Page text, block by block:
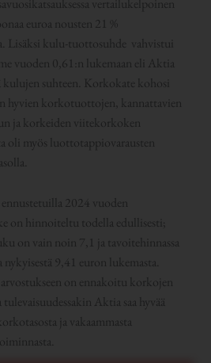
vertailukelpoinen
euroa nousten 21 %
Lisäksi kulu-tuottosuhde vahvistui
vuoden 0,61:n lukemaan eli Aktia
suhteen. Korkokate kohosi
hyvien korkotuottojen, kannattavien
ja korkeiden viitekorkoken
oli myös luottotappiovarausten
ennustetuilla 2024 vuoden
on hinnoiteltu todella edullisesti;
on vain noin 7,1 ja tavoitehinnassa
9,41 euron lukemasta.
on ennakoitu korkojen
Aktia saa hyvää
ja vakaammasta